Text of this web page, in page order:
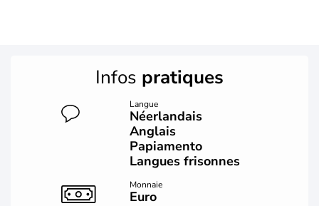
Infos pratiques
Langue
Néerlandais
Anglais
Papiamento
Langues frisonnes
Monnaie
Euro